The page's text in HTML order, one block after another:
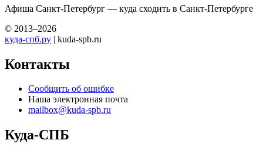
Афиша Санкт-Петербург — куда сходить в Санкт-Петербурге
© 2013–2026
куда-спб.ру | kuda-spb.ru
Контакты
Сообщить об ошибке
Наша электронная почта
mailbox@kuda-spb.ru
Куда-СПБ